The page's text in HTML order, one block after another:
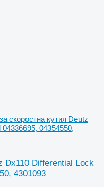
скоростна кутия Deutz
04354550,
Dx110 Differential Lock
4301093